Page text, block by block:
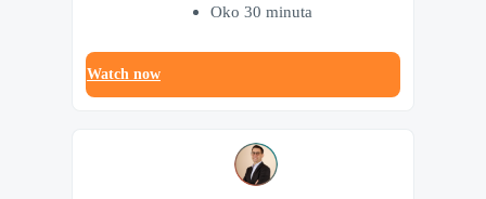
Oko 30 minuta
Watch now